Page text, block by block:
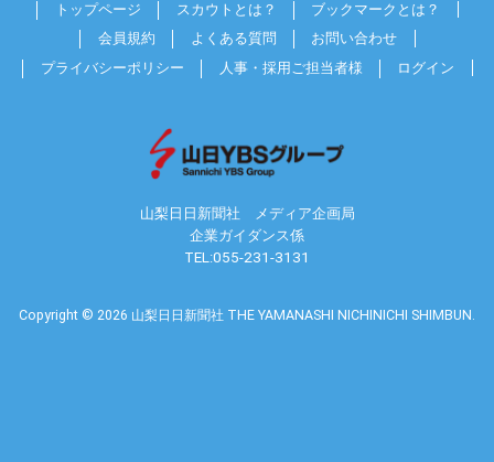
トップページ スカウトとは？
ブックマークとは？
会員規約
よくある質問
お問い合わせ
プライバシーポリシー
人事・採用ご担当者様 ログイン
山梨日日新聞社 メディア企画局
企業ガイダンス係
TEL:055-231-3131
Copyright © 2026 山梨日日新聞社 THE YAMANASHI NICHINICHI SHIMBUN.